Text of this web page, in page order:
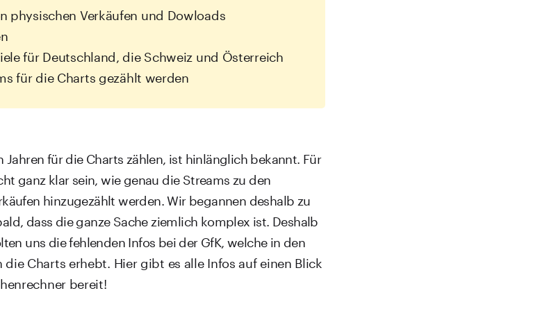
physischen Verkäufen und Dowloads
für Deutschland, die Schweiz und Österreich
für die Charts gezählt werden
Jahren für die Charts zählen, ist hinlänglich bekannt. Für
ganz klar sein, wie genau die Streams zu den
hinzugezählt werden. Wir begannen deshalb zu
dass die ganze Sache ziemlich komplex ist. Deshalb
uns die fehlenden Infos bei der GfK, welche in den
Charts erhebt. Hier gibt es alle Infos auf einen Blick
bereit!